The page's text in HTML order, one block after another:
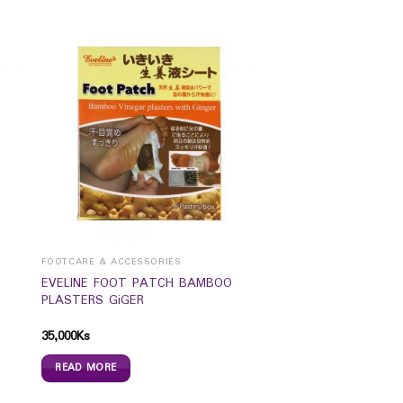
FOOTCARE & ACCESSORIES
EVELINE FOOT PATCH BAMBOO
PLASTERS GiGER
35,000Ks
READ MORE